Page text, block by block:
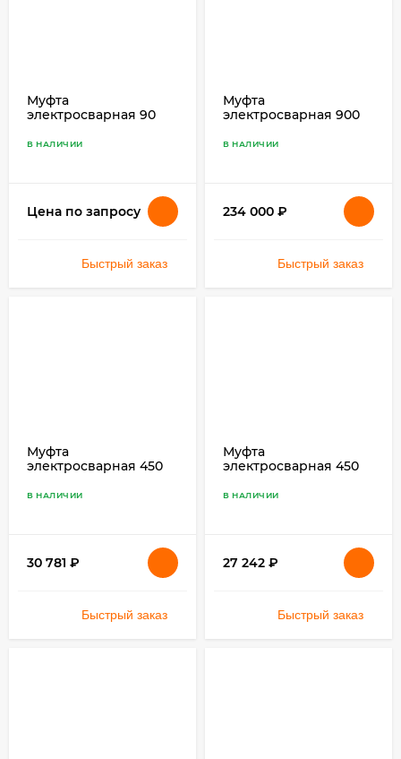
Муфта
электросварная 90
В НАЛИЧИИ
Цена по запросу
Быстрый заказ
Муфта
электросварная 900
В НАЛИЧИИ
234 000 ₽
Быстрый заказ
Муфта
электросварная 450
В НАЛИЧИИ
30 781 ₽
Быстрый заказ
Муфта
электросварная 450
В НАЛИЧИИ
27 242 ₽
Быстрый заказ